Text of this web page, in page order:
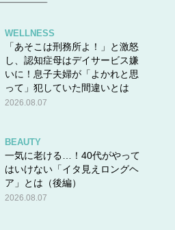
WELLNESS
「あそこは刑務所よ！」と激怒
し、認知症母はデイサービス嫌
いに！息子夫婦が「よかれと思
って」犯していた間違いとは
2026.08.07
BEAUTY
一気に老ける…！40代がやって
はいけない「イタ見えロングヘ
ア」とは（後編）
2026.08.07